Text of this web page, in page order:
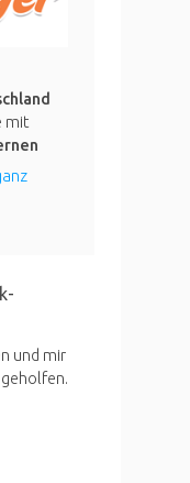
mit
und mir